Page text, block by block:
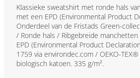
Klassieke sweatshirt met ronde hals
met een EPD (Environmental Product
Onderdeel van de Fristads Green-
/ Ronde hals / Ribgebreide
EPD (Environmental Product
1759 via environdec.com / OEKO-
biologisch katoen. 335 g/m².